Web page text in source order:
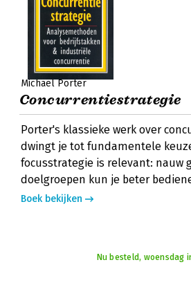
Michael Porter
Concurrentiestrategie
Porter's klassieke werk over
dwingt je tot fundamentele
focusstrategie is relevant: nauw
doelgroepen kun je beter
Boek bekijken
Nu besteld, woensdag